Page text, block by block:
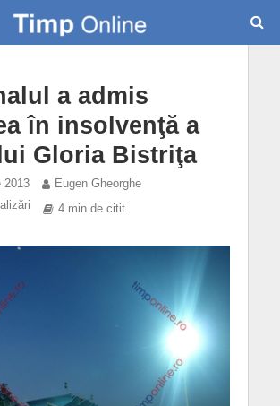
a admis
în insolvenţă a
Gloria Bistriţa
2013
Eugen Gheorghe
4 min de citit